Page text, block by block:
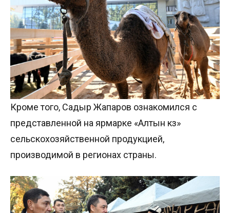
Кроме того, Садыр Жапаров ознакомился с
представленной на ярмарке «Алтын күз»
сельскохозяйственной продукцией,
производимой в регионах страны.